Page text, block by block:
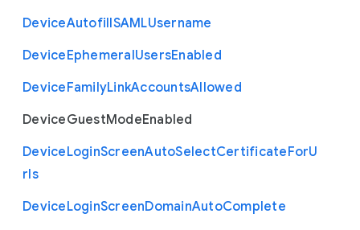
DeviceAutofillSAMLUsername
DeviceEphemeralUsersEnabled
DeviceFamilyLinkAccountsAllowed
DeviceGuestModeEnabled
DeviceLoginScreenAutoSelectCertificateForU
rls
DeviceLoginScreenDomainAutoComplete